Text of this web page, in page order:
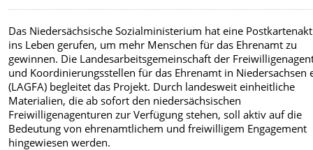
Das Niedersächsische Sozialministerium hat eine
ins Leben gerufen, um mehr Menschen für das Ehrenamt zu
gewinnen. Die Landesarbeitsgemeinschaft der
und Koordinierungsstellen für das Ehrenamt in Niedersachsen
(LAGFA) begleitet das Projekt. Durch landesweit einheitliche
Materialien, die ab sofort den niedersächsischen
Freiwilligenagenturen zur Verfügung stehen, soll aktiv auf die
Bedeutung von ehrenamtlichem und freiwilligem Engagement
hingewiesen werden.